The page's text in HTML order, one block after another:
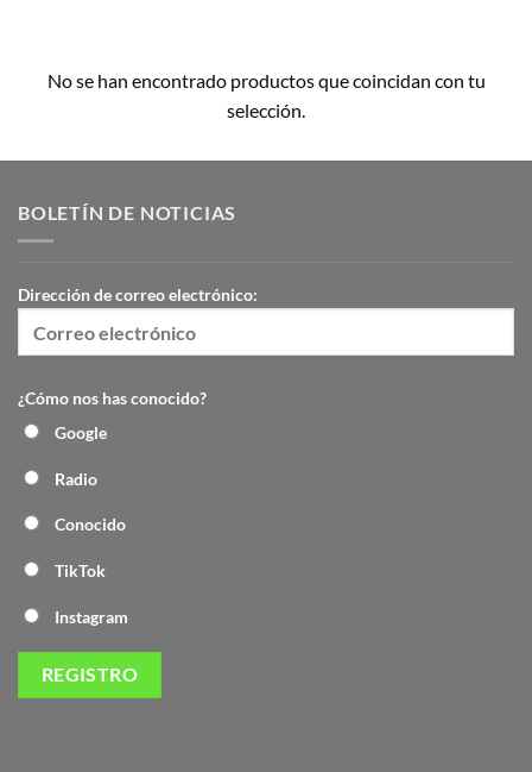
No se han encontrado productos que coincidan con tu
selección.
BOLETÍN DE NOTICIAS
Dirección de correo electrónico:
¿Cómo nos has conocido?
Google
Radio
Conocido
TikTok
Instagram